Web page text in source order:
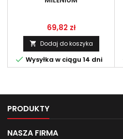
Cena
69,82 zł
 Dodaj do koszyka
 Wysyłka w ciągu 14 dni
PRODUKTY
NASZA FIRMA